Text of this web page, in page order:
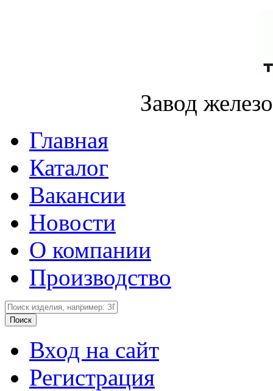
Завод
Главная
Каталог
Вакансии
Новости
О компании
Производство
Вход на сайт
Регистрация